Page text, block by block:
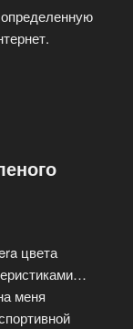
цвета
меня